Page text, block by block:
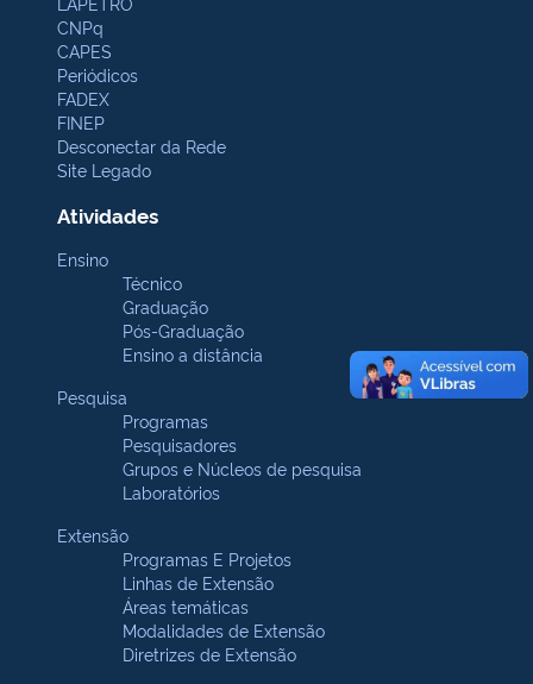
CNPq
CAPES
Periódicos
FADEX
FINEP
Desconectar da Rede
Site Legado
Atividades
Ensino
Técnico
Graduação
Pós-Graduação
Ensino a distância
Pesquisa
Programas
Pesquisadores
Grupos e Núcleos de pesquisa
Laboratórios
Extensão
Programas E Projetos
Linhas de Extensão
Áreas temáticas
Modalidades de Extensão
Diretrizes de Extensão